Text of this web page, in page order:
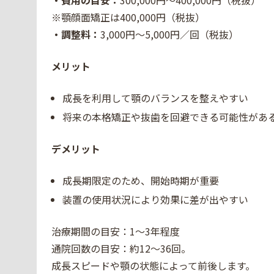
※顎顔面矯正は400,000円（税抜）
・調整料： 3,000円〜5,000円／回（税抜）
メリット
成長を利用して顎のバランスを整えやすい
将来の本格矯正や抜歯を回避できる可能性があ
デメリット
成長期限定のため、開始時期が重要
装置の使用状況により効果に差が出やすい
治療期間の目安：1〜3年程度
通院回数の目安：約12〜36回。
成長スピードや顎の状態によって前後します。